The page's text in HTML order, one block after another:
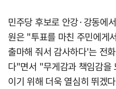
민주당 후보로 안강·강동에
원은 "투표를 마친 주민에게
출마해 줘서 감사하다'는 전
다"면서 "무게감과 책임감을
이기 위해 더욱 열심히 뛰겠